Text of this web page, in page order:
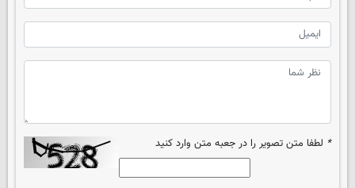
* لطفا متن تصویر را در جعبه متن وارد کنید